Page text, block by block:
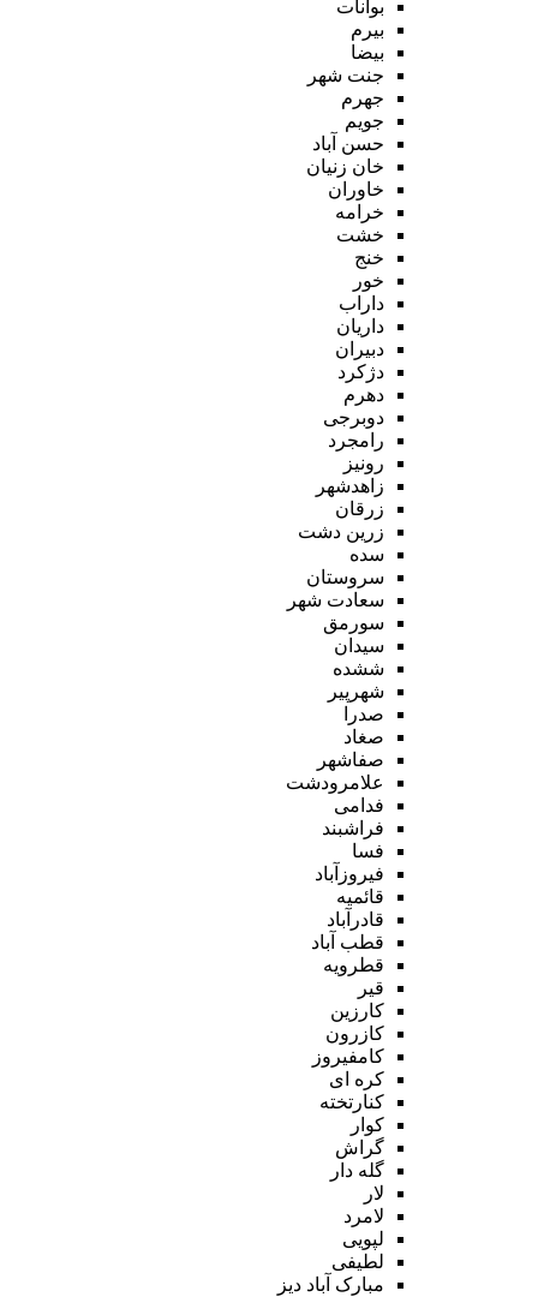
بوانات
بیرم
بیضا
جنت شهر
جهرم
جویم
حسن آباد
خان زنیان
خاوران
خرامه
خشت
خنج
خور
داراب
داریان
دبیران
دژکرد
دهرم
دوبرجی
رامجرد
رونیز
زاهدشهر
زرقان
زرین دشت
سده
سروستان
سعادت شهر
سورمق
سیدان
ششده
شهرپیر
صدرا
صغاد
صفاشهر
علامرودشت
فدامی
فراشبند
فسا
فیروزآباد
قائمیه
قادرآباد
قطب آباد
قطرویه
قیر
کارزین
کازرون
کامفیروز
کره ای
کنارتخته
کوار
گراش
گله دار
لار
لامرد
لپویی
لطیفی
مبارک آباد دیز